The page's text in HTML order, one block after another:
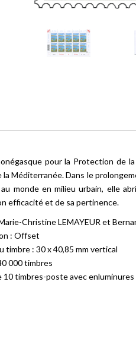
pour la Protection
Méditerranée. Dans le
au monde en milieu urbain, elle
efficacité et de sa pertinence.
Christine LEMAYEUR et
: Offset
timbre : 30 x 40,85 mm vertical
000 timbres
10 timbres-poste avec enluminures